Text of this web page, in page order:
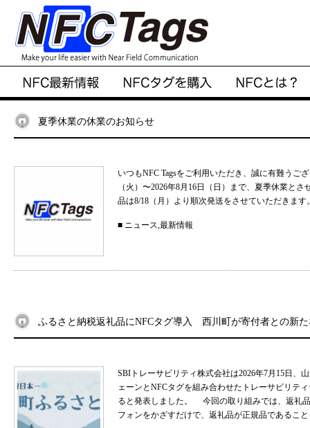
夏季休業の休業のお知らせ
いつもNFC Tagsをご利用いただき、誠に有難う
（火）〜2026年8月16日（日）まで、夏季休業と
品は8/18（月）より順次発送をさせていただきま
■ ニュース,最新情報
ふるさと納税返礼品にNFCタグ導入 西川町が寄付者との新
SBIトレーサビリティ株式会社は2026年7月15日、
ェーンとNFCタグを組み合わせたトレーサビリテ
ると発表しました。 今回の取り組みでは、返礼
フォンをかざすだけで、返礼品が正規品であるこ